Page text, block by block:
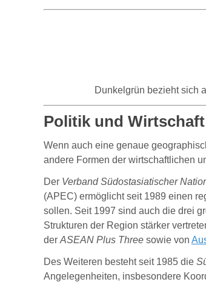
Dunkelgrün bezieht sich
Politik und Wirtschaft
Wenn auch eine genaue
andere Formen der wirtschaftlichen
Der Verband Südostasiatischer
(APEC) ermöglicht seit 1989 einen
sollen. Seit 1997 sind auch die drei
Strukturen der Region stärker
der ASEAN Plus Three sowie von
Des Weiteren besteht seit 1985 die
Angelegenheiten, insbesondere